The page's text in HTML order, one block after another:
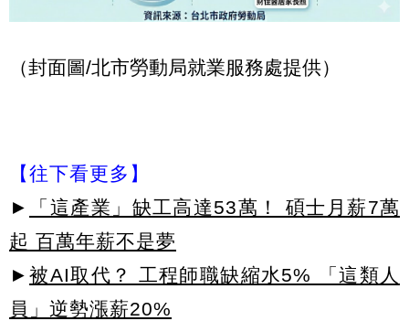
（封面圖/北市勞動局就業服務處提供）
【往下看更多】
►
「這產業」缺工高達53萬！ 碩士月薪7萬
起 百萬年薪不是夢
► 被AI取代？ 工程師職缺縮水5% 「這類人
員」逆勢漲薪20%